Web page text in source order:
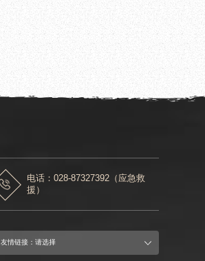
电话：028-87327392（应急救
援）
友情链接：请选择